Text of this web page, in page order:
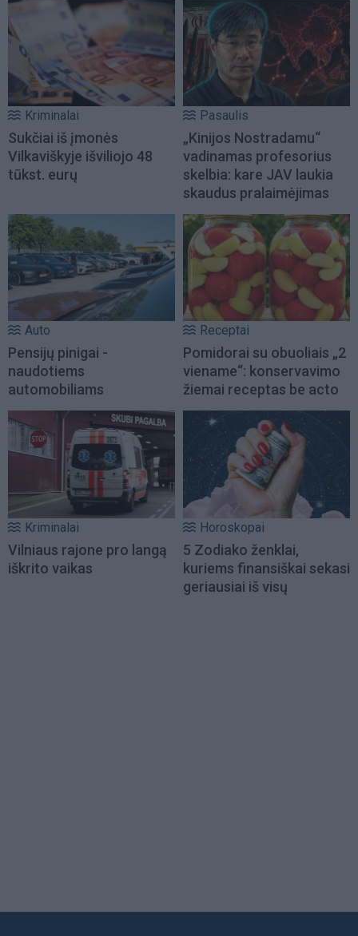
Kriminalai
Sukčiai iš įmonės
Vilkaviškyje išviliojo 48
tūkst. eurų
Pasaulis
„Kinijos Nostradamu“
vadinamas profesorius
skelbia: kare JAV laukia
skaudus pralaimėjimas
Auto
Pensijų pinigai -
naudotiems
automobiliams
Receptai
Pomidorai su obuoliais „2
viename“: konservavimo
žiemai receptas be acto
Kriminalai
Vilniaus rajone pro langą
iškrito vaikas
Horoskopai
5 Zodiako ženklai,
kuriems finansiškai sekasi
geriausiai iš visų